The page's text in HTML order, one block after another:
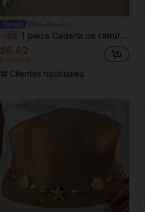
-4% 1 pieza Cadena de cintura multicapa con colgante de elementos marinos de estilo bohemio, estrella de mar, concha, caracol y perla falsa. Colgante de estrella de mar y concha 3D de moda y personalizado, joyería corporal adecuada para uso diario, vacaciones y fiestas de mujeres.
$6.62
Estimado
Clientes habituales